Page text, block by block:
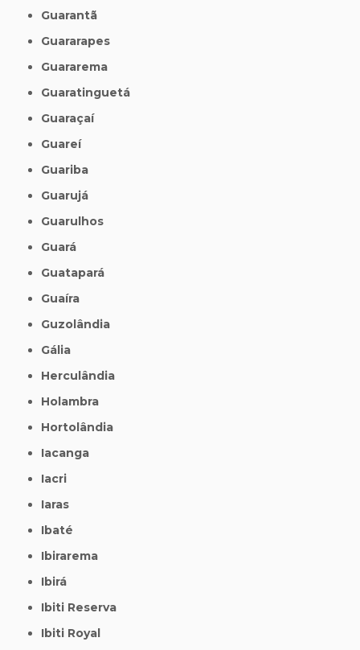
Guarantã
Guararapes
Guararema
Guaratinguetá
Guaraçaí
Guareí
Guariba
Guarujá
Guarulhos
Guará
Guatapará
Guaíra
Guzolândia
Gália
Herculândia
Holambra
Hortolândia
Iacanga
Iacri
Iaras
Ibaté
Ibirarema
Ibirá
Ibiti Reserva
Ibiti Royal